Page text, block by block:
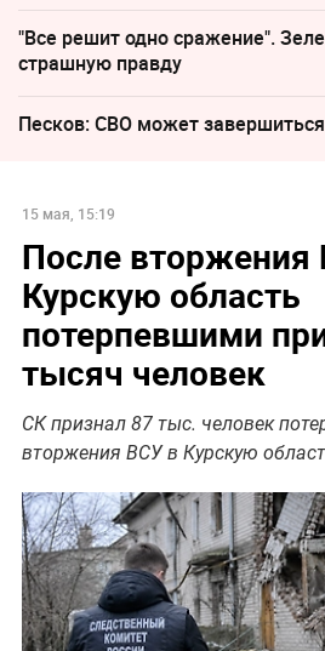
"Все решит одно сражение".
страшную правду
Песков: СВО может
15 мая, 15:19
После вторжения
Курскую область
потерпевшими
тысяч человек
СК признал 87 тыс. человек
вторжения ВСУ в Курскую